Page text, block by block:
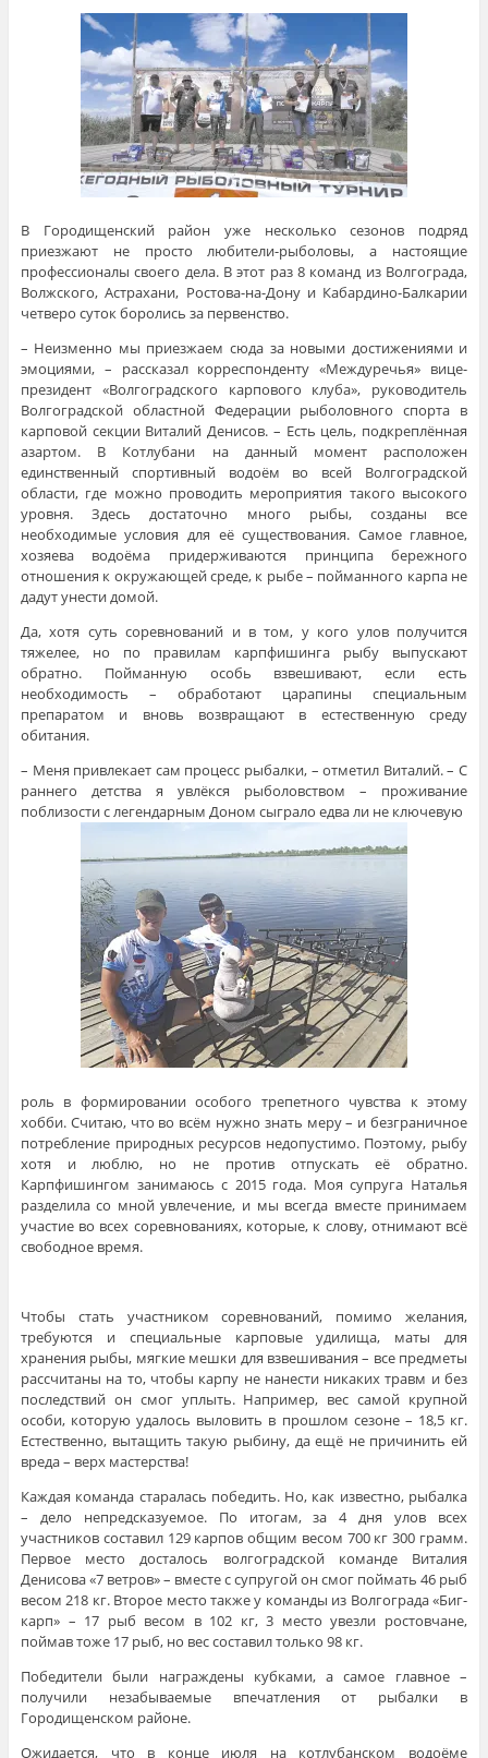
В Городищенский район уже несколько сезонов подряд
приезжают не просто любители-рыболовы, а настоящие
профессионалы своего дела. В этот раз 8 команд из Волгограда,
Волжского, Астрахани, Ростова-на-Дону и Кабардино-Балкарии
четверо суток боролись за первенство.
– Неизменно мы приезжаем сюда за новыми достижениями и
эмоциями, – рассказал корреспонденту «Междуречья» вице-
президент «Волгоградского карпового клуба», руководитель
Волгоградской областной Федерации рыболовного спорта в
карповой секции Виталий Денисов. – Есть цель, подкреплённая
азартом. В Котлубани на данный момент расположен
единственный спортивный водоём во всей Волгоградской
области, где можно проводить мероприятия такого высокого
уровня. Здесь достаточно много рыбы, созданы все
необходимые условия для её существования. Самое главное,
хозяева водоёма придерживаются принципа бережного
отношения к окружающей среде, к рыбе – пойманного карпа не
дадут унести домой.
Да, хотя суть соревнований и в том, у кого улов получится
тяжелее, но по правилам карпфишинга рыбу выпускают
обратно. Пойманную особь взвешивают, если есть
необходимость – обработают царапины специальным
препаратом и вновь возвращают в естественную среду
обитания.
– Меня привлекает сам процесс рыбалки, – отметил Виталий. – С
раннего детства я увлёкся рыболовством – проживание
поблизости с легендарным Доном сыграло едва ли не ключевую
роль в формировании особого трепетного чувства к этому
хобби. Считаю, что во всём нужно знать меру – и безграничное
потребление природных ресурсов недопустимо. Поэтому, рыбу
хотя и люблю, но не против отпускать её обратно.
Карпфишингом занимаюсь с 2015 года. Моя супруга Наталья
разделила со мной увлечение, и мы всегда вместе принимаем
участие во всех соревнованиях, которые, к слову, отнимают всё
свободное время.
Чтобы стать участником соревнований, помимо желания,
требуются и специальные карповые удилища, маты для
хранения рыбы, мягкие мешки для взвешивания – все предметы
рассчитаны на то, чтобы карпу не нанести никаких травм и без
последствий он смог уплыть. Например, вес самой крупной
особи, которую удалось выловить в прошлом сезоне – 18,5 кг.
Естественно, вытащить такую рыбину, да ещё не причинить ей
вреда – верх мастерства!
Каждая команда старалась победить. Но, как известно, рыбалка
– дело непредсказуемое. По итогам, за 4 дня улов всех
участников составил 129 карпов общим весом 700 кг 300 грамм.
Первое место досталось волгоградской команде Виталия
Денисова «7 ветров» – вместе с супругой он смог поймать 46 рыб
весом 218 кг. Второе место также у команды из Волгограда «Биг-
карп» – 17 рыб весом в 102 кг, 3 место увезли ростовчане,
поймав тоже 17 рыб, но вес составил только 98 кг.
Победители были награждены кубками, а самое главное –
получили незабываемые впечатления от рыбалки в
Городищенском районе.
Ожидается, что в конце июля на котлубанском водоёме